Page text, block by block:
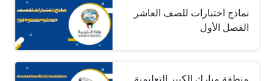
نماذج اختبارات للصف العاشر
الفصل الأول
منطقة مبارك الكبير التعليمية